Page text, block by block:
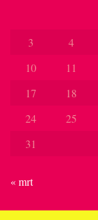
3
4
10
11
17
18
24
25
31
« mrt